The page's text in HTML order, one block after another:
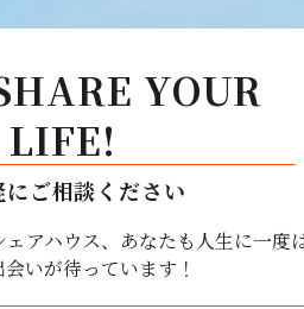
YOUR
LIFE!
にご相談ください
アハウス、あなたも人生に一度
いが待っています！